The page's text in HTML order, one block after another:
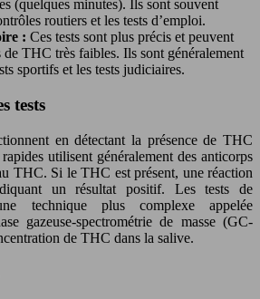
(quelques minutes). Ils sont souvent
routiers et les tests d’emploi.
: Ces tests sont plus précis et peuvent
de THC très faibles. Ils sont généralement
sportifs et les tests judiciaires.
tests
en détectant la présence de THC
utilisent généralement des anticorps
THC. Si le THC est présent, une réaction
un résultat positif. Les tests de
technique plus complexe appelée
gazeuse-spectrométrie de masse (GC-
de THC dans la salive.